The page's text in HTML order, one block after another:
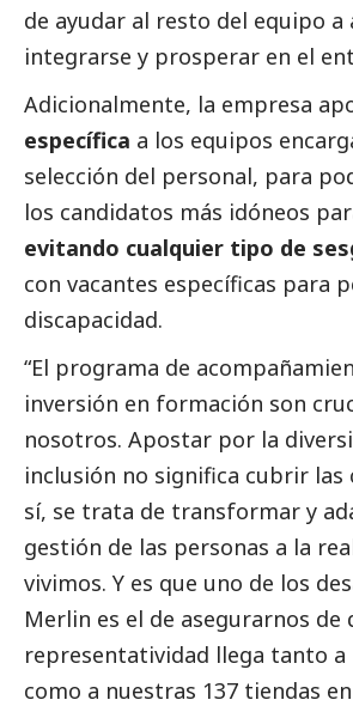
de ayudar al resto del equipo a
integrarse y prosperar en el
Adicionalmente, la empresa
específica a los equipos
selección del personal, para
los candidatos más idóneos
evitando cualquier tipo de
con vacantes específicas para
discapacidad.
“El programa de
inversión en formación son
nosotros. Apostar por la
inclusión no significa cubrir las
sí, se trata de transformar y
gestión de las personas a la
vivimos. Y es que uno de los
Merlin es el de asegurarnos de
representatividad llega tanto a
como a nuestras 137 tiendas en